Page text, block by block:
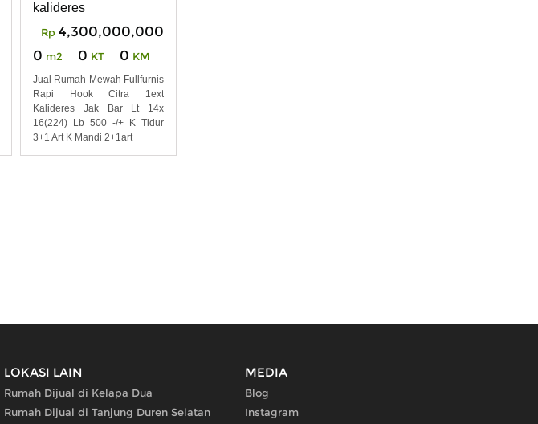
kalideres
Rp 4,300,000,000
0 m2 0 KT 0 KM
Jual Rumah Mewah Fullfurnis
Rapi Hook Citra 1ext
Kalideres Jak Bar Lt 14x
16(224) Lb 500 -/+ K Tidur
3+1 Art K Mandi 2+1art
LOKASI LAIN
Rumah Dijual di Kelapa Dua
Rumah Dijual di Tanjung Duren Selatan
MEDIA
Blog
Instagram